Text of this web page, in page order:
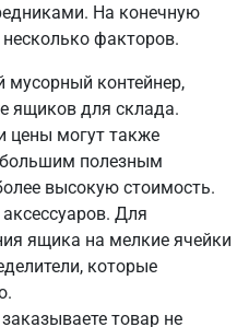
На конечную
факторов.
контейнер,
ящиков для склада.
цены могут также
большим полезным
высокую стоимость.
Для
ящика на мелкие ячейки
которые
товар не